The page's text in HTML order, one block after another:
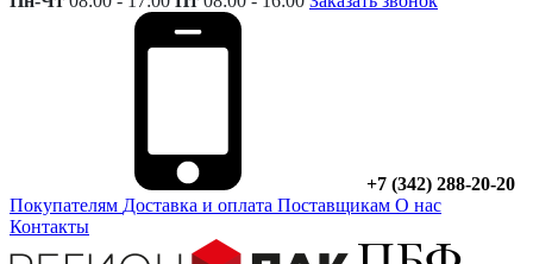
+7 (342) 288-20-20
Покупателям Доставка и оплата Поставщикам О нас
Контакты